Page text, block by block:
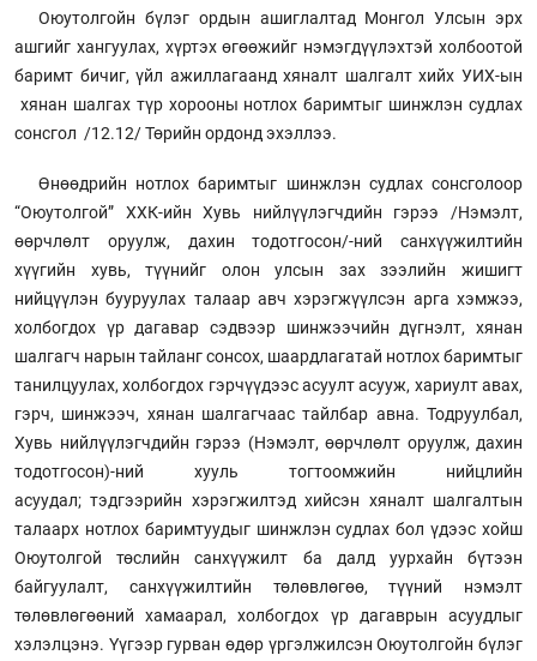
Оюутолгойн бүлэг ордын ашиглалтад Монгол Улсын эрх
ашгийг хангуулах, хүртэх өгөөжийг нэмэгдүүлэхтэй холбоотой
баримт бичиг, үйл ажиллагаанд хяналт шалгалт хийх УИХ-ын
хянан шалгах түр хорооны нотлох баримтыг шинжлэн судлах
сонсгол /12.12/ Төрийн ордонд эхэллээ.
Өнөөдрийн нотлох баримтыг шинжлэн судлах сонсголоор
“Оюутолгой” ХХК-ийн Хувь нийлүүлэгчдийн гэрээ /Нэмэлт,
өөрчлөлт оруулж, дахин тодотгосон/-ний санхүүжилтийн
хүүгийн хувь, түүнийг олон улсын зах зээлийн жишигт
нийцүүлэн бууруулах талаар авч хэрэгжүүлсэн арга хэмжээ,
холбогдох үр дагавар сэдвээр шинжээчийн дүгнэлт, хянан
шалгагч нарын тайланг сонсох, шаардлагатай нотлох баримтыг
танилцуулах, холбогдох гэрчүүдээс асуулт асууж, хариулт авах,
гэрч, шинжээч, хянан шалгагчаас тайлбар авна. Тодруулбал,
Хувь нийлүүлэгчдийн гэрээ (Нэмэлт, өөрчлөлт оруулж, дахин
тодотгосон)-ний хууль тогтоомжийн нийцлийн
асуудал; тэдгээрийн хэрэгжилтэд хийсэн хяналт шалгалтын
талаарх нотлох баримтуудыг шинжлэн судлах бол үдээс хойш
Оюутолгой төслийн санхүүжилт ба далд уурхайн бүтээн
байгуулалт, санхүүжилтийн төлөвлөгөө, түүний нэмэлт
төлөвлөгөөний хамаарал, холбогдох үр дагаврын асуудлыг
хэлэлцэнэ. Үүгээр гурван өдөр үргэлжилсэн Оюутолгойн бүлэг